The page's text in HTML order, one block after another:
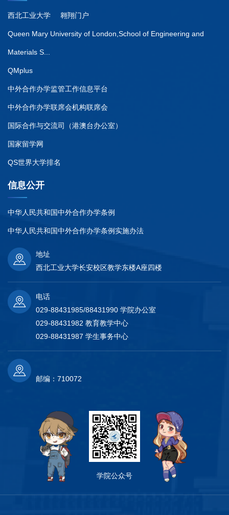
西北工业大学 翱翔门户
Queen Mary University of London,School of Engineering and
Materials S...
QMplus
中外合作办学监管工作信息平台
中外合作办学联席会机构联席会
国际合作与交流司（港澳台办公室）
国家留学网
QS世界大学排名
信息公开
中华人民共和国中外合作办学条例
中华人民共和国中外合作办学条例实施办法
地址
西北工业大学长安校区教学东楼A座四楼
电话
029-88431985/88431990 学院办公室
029-88431982 教育教学中心
029-88431987 学生事务中心
邮编：710072
学院公众号